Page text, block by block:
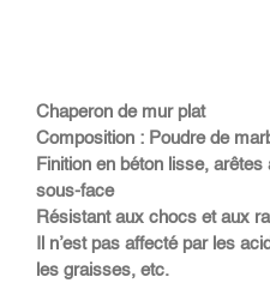
Chaperon de mur plat
Composition : Poudre de
Finition en béton lisse, arêtes
sous-face
Résistant aux chocs et aux
Il n’est pas affecté par les
les graisses, etc.